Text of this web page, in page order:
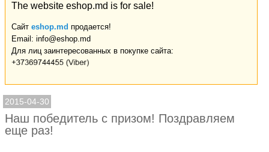
The website eshop.md is for sale!
Сайт eshop.md продается!
Email: info@eshop.md
Для лиц заинтересованных в покупке сайта:
2015-04-30
Наш победитель с призом! Поздравляем
еще раз!